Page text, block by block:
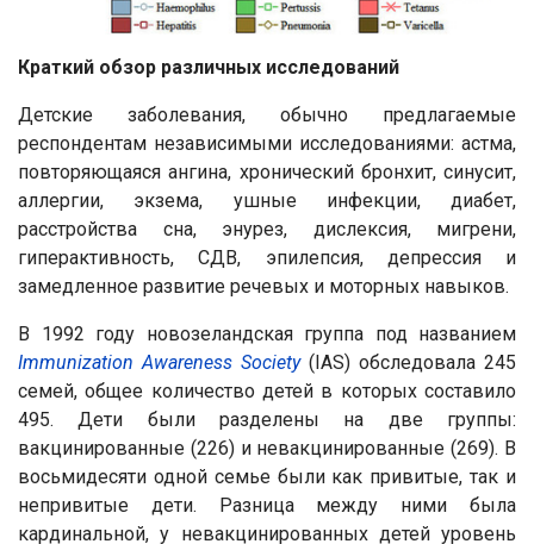
Краткий обзор различных исследований
Детские заболевания, обычно предлагаемые
респондентам независимыми исследованиями: астма,
повторяющаяся ангина, хронический бронхит, синусит,
аллергии, экзема, ушные инфекции, диабет,
расстройства сна, энурез, дислексия, мигрени,
гиперактивность, СДВ, эпилепсия, депрессия и
замедленное развитие речевых и моторных навыков.
В 1992 году новозеландская группа под названием
Immunization Awareness Society(IAS) обследовала 245
семей, общее количество детей в которых составило
495. Дети были разделены на две группы:
вакцинированные (226) и невакцинированные (269). В
восьмидесяти одной семье были как привитые, так и
непривитые дети. Разница между ними была
кардинальной, у невакцинированных детей уровень